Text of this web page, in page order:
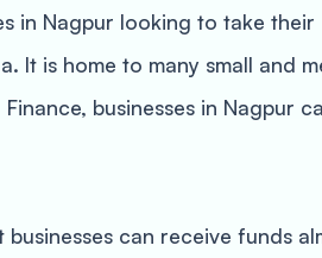
in Nagpur looking to take their
It is home to many small and
businesses in Nagpur
can receive funds